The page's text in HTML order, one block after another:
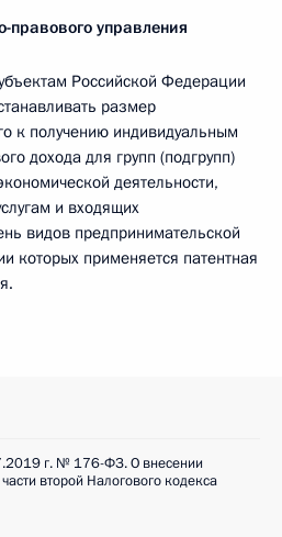
правового управления
Российской Федерации
размер
к получению индивидуальным
дохода для групп (подгрупп)
деятельности,
и входящих
видов предпринимательской
которых применяется патентная
г. № 176-ФЗ. О внесении
второй Налогового кодекса